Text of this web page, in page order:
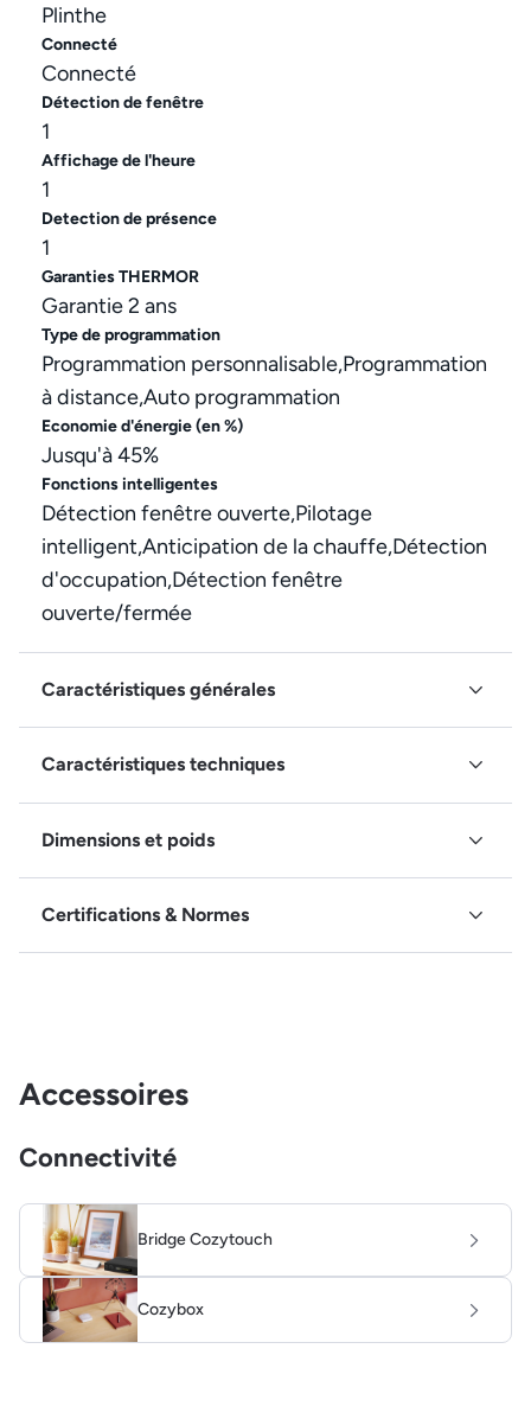
Plinthe
Connecté
Connecté
Détection de fenêtre
1
Affichage de l'heure
1
Detection de présence
1
Garanties THERMOR
Garantie 2 ans
Type de programmation
Programmation personnalisable,Programmation
à distance,Auto programmation
Economie d'énergie (en %)
Jusqu'à 45%
Fonctions intelligentes
Détection fenêtre ouverte,Pilotage
intelligent,Anticipation de la chauffe,Détection
d'occupation,Détection fenêtre
ouverte/fermée
Caractéristiques générales
Caractéristiques techniques
Dimensions et poids
Certifications & Normes
Accessoires
Connectivité
Bridge Cozytouch
Cozybox